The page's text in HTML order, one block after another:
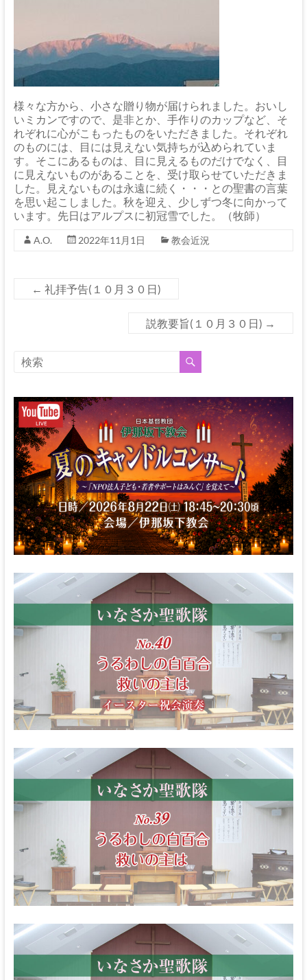
様々な方から、小さな贈り物が届けられました。おいし
いミカンですので、是非とか、手作りのカップなど、そ
れぞれに心がこもったものをいただきました。それぞれ
のものには、目には見えない気持ちが込められていま
す。そこにあるものは、目に見えるものだけでなく、目
に見えないものがあることを、受け取らせていただきま
した。見えないものは永遠に続く・・・との聖書の言葉
を思い起こしました。秋を迎え、少しずつ冬に向かって
います。先日はアルプスに初冠雪でした。（牧師）
A.O. 2022年11月1日 教会近況
← 礼拝予告(１０月３０日)
説教要旨(１０月３０日) →